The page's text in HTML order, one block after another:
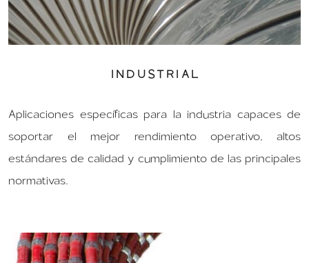
INDUSTRIAL
Aplicaciones específicas para la industria capaces de
soportar el mejor rendimiento operativo, altos
estándares de calidad y cumplimiento de las principales
normativas.